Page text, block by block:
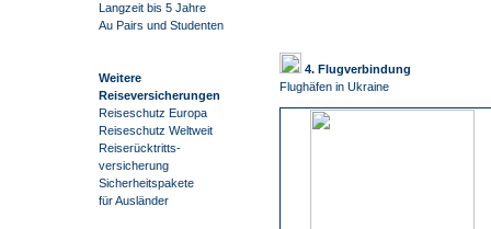
Langzeit bis 5 Jahre
Au Pairs und Studenten
Weitere
Reiseversicherungen
Reiseschutz Europa
Reiseschutz Weltweit
Reiserücktritts-
versicherung
Sicherheitspakete
für Ausländer
4. Flugverbindung
Flughäfen in Ukraine